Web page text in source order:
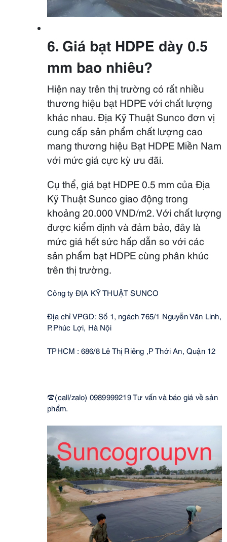
6. Giá bạt HDPE dày 0.5
mm bao nhiêu?
Hiện nay trên thị trường có rất nhiều
thương hiệu bạt HDPE với chất lượng
khác nhau. Địa Kỹ Thuật Sunco đơn vị
cung cấp sản phẩm chất lượng cao
mang thương hiệu Bạt HDPE Miền Nam
với mức giá cực kỳ ưu đãi.
Cụ thể, giá bạt HDPE 0.5 mm của Địa
Kỹ Thuật Sunco giao động trong
khoảng 20.000 VND/m2. Với chất lượng
được kiểm định và đảm bảo, đây là
mức giá hết sức hấp dẫn so với các
sản phẩm bạt HDPE cùng phân khúc
trên thị trường.
Công ty ĐỊA KỸ THUẬT SUNCO
Địa chỉ VPGD: Số 1, ngách 765/1 Nguyễn Văn Linh,
P.Phúc Lợi, Hà Nội
TPHCM : 686/8 Lê Thị Riêng ,P Thới An, Quận 12
☎(call/zalo) 0989999219 Tư vấn và báo giá về sản
phẩm.